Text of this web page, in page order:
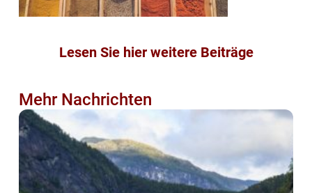
Lesen Sie hier weitere Beiträge
Mehr Nachrichten